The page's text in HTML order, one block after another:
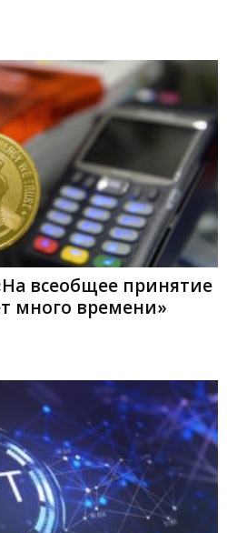
всеобщее принятие
много времени»